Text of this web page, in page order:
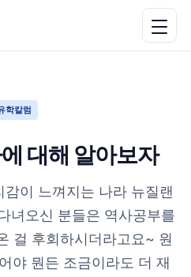
학칼럼
대해 알아보자
이 느껴지는 나라 뉴질랜
녀오신 분들은 역사공부를
걸 후회하시더라고요~ 원
야 뭔든 조금이라도 더 재